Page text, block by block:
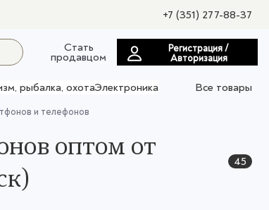
+7 (351) 277-88-37
Стать
продавцом
Регистрация /
Авторизация
рыбалка, охотаЭлектроника
Все товары
и телефонов
оптом от
45